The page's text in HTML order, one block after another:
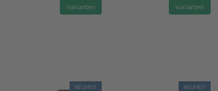
Varianten Varianten
NEUHEIT NEUHEIT